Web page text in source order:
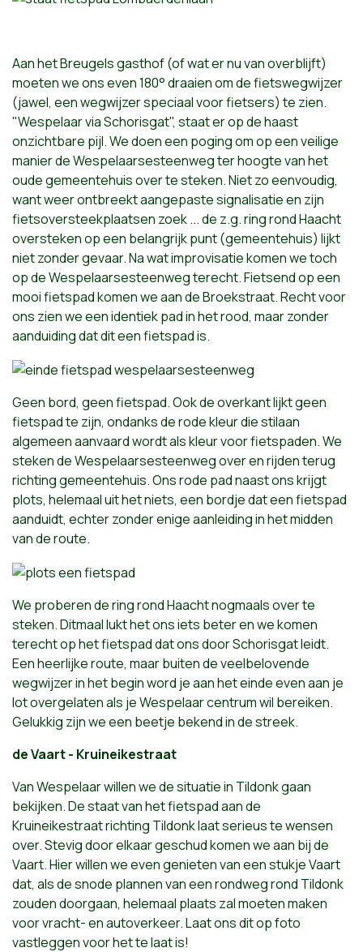
Aan het Breugels gasthof (of wat er nu van overblijft)
moeten we ons even 180° draaien om de fietswegwijzer
(jawel, een wegwijzer speciaal voor fietsers) te zien.
"Wespelaar via Schorisgat", staat er op de haast
onzichtbare pijl. We doen een poging om op een veilige
manier de Wespelaarsesteenweg ter hoogte van het
oude gemeentehuis over te steken. Niet zo eenvoudig,
want weer ontbreekt aangepaste signalisatie en zijn
fietsoversteekplaatsen zoek ... de z.g. ring rond Haacht
oversteken op een belangrijk punt (gemeentehuis) lijkt
niet zonder gevaar. Na wat improvisatie komen we toch
op de Wespelaarsesteenweg terecht. Fietsend op een
mooi fietspad komen we aan de Broekstraat. Recht voor
ons zien we een identiek pad in het rood, maar zonder
aanduiding dat dit een fietspad is.
Geen bord, geen fietspad. Ook de overkant lijkt geen
fietspad te zijn, ondanks de rode kleur die stilaan
algemeen aanvaard wordt als kleur voor fietspaden. We
steken de Wespelaarsesteenweg over en rijden terug
richting gemeentehuis. Ons rode pad naast ons krijgt
plots, helemaal uit het niets, een bordje dat een fietspad
aanduidt, echter zonder enige aanleiding in het midden
van de route.
We proberen de ring rond Haacht nogmaals over te
steken. Ditmaal lukt het ons iets beter en we komen
terecht op het fietspad dat ons door Schorisgat leidt.
Een heerlijke route, maar buiten de veelbelovende
wegwijzer in het begin word je aan het einde even aan je
lot overgelaten als je Wespelaar centrum wil bereiken.
Gelukkig zijn we een beetje bekend in de streek.
de Vaart- Kruineikestraat
Van Wespelaar willen we de situatie in Tildonk gaan
bekijken. De staat van het fietspad aan de
Kruineikestraat richting Tildonk laat serieus te wensen
over. Stevig door elkaar geschud komen we aan bij de
Vaart. Hier willen we even genieten van een stukje Vaart
dat, als de snode plannen van een rondweg rond Tildonk
zouden doorgaan, helemaal plaats zal moeten maken
voor vracht- en autoverkeer. Laat ons dit op foto
vastleggen voor het te laat is!